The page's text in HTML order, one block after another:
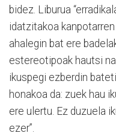
bidez. Liburua
idatzitakoa
ahalegin bat ere
estereotipoak hautsi
ikuspegi ezberdin
honakoa da: zuek hau
ere ulertu. Ez duzuela
ezer”.